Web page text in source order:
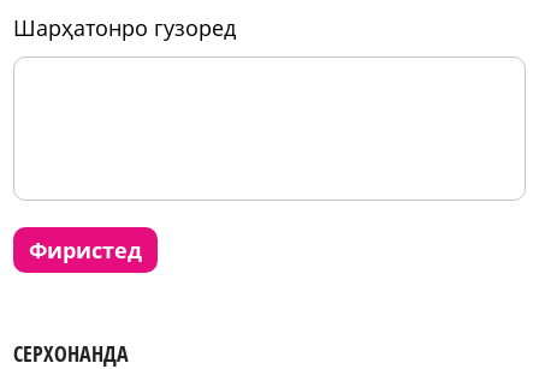
шарҳатонро гузоред
фиристед
СЕРХОНАНДА